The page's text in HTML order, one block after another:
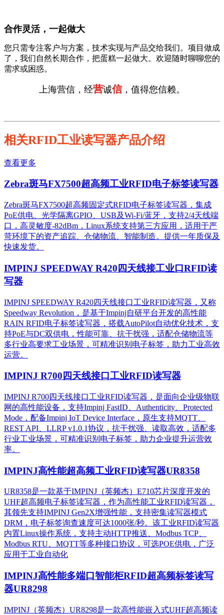
合作灵活，一起做大
您只需专注客户与方案，技术实现与产品交给我们。项目做成
了，我们自然长期合作，把蛋糕一起做大。欢迎随时聊聊您的
需求或困惑。
上海营信，经营诚信，值得您信赖。
相关RFID工业读写器产品介绍
查看更多
Zebra斑马FX7500超高频工业RFID电子标签读写器
Zebra斑马FX7500超高频固定式RFID电子标签读写器，集成
PoE供电、光学隔离GPIO、USB及Wi-Fi/蓝牙，支持2/4天线端
口，高灵敏度-82dBm，Linux系统支持第三方应用，适用于严
苛环境下的资产追踪、仓储物流、智能制造。提供一年质保及
快速发货。
IMPINJ SPEEDWAY R420四天线接工业口RFID读
写器
IMPINJ SPEEDWAY R420四天线接口工业RFID读写器，又称
Speedway Revolution，是基于Impinj自研平台开发的高性能
RAIN RFID电子标签读写器，搭载AutoPilot自动优化技术，支
持PoE与DC双供电，性能可靠、抗干扰强，适配仓储物流等
多行业高要求工业场景，可精准识别电子标签，助力工业高效
运营。​
IMPINJ R700四天线接口工业RFID读写器
IMPINJ R700四天线接口工业RFID读写器，是面向企业级物联
网的高性能设备，支持Impinj FastID、Authenticity、Protected
Mode，配备Impinj IoT Device Interface，原生支持MQTT、
REST API、LLRP v1.0.1协议，抗干扰强、读取高效，适配多
行业工业场景，可精准识别电子标签，助力企业提升运营效
率。
IMPINJ高性能超高频工业RFID读写器UR8358
UR8358是一款基于IMPINJ（英频杰）E710芯片深度开发的
UHF超高频电子标签读写器，作为高性能工业RFID读写器，
其领先支持IMPINJ Gen2X增强性能，支持密集读写器模式
DRM，电子标签询查速度可达1000张/秒。该工业RFID读写器
内置Linux操作系统，支持主动HTTP推送、Modbus TCP、
Modbus RTU、MQTT等多种接口协议，可选POE供电，广泛
应用于工业自动化
IMPINJ高性能多端口智能柜RFID超高频标签读写
器UR8298
IMPINJ（英频杰）UR8298是一款高性能嵌入式UHF超高频读